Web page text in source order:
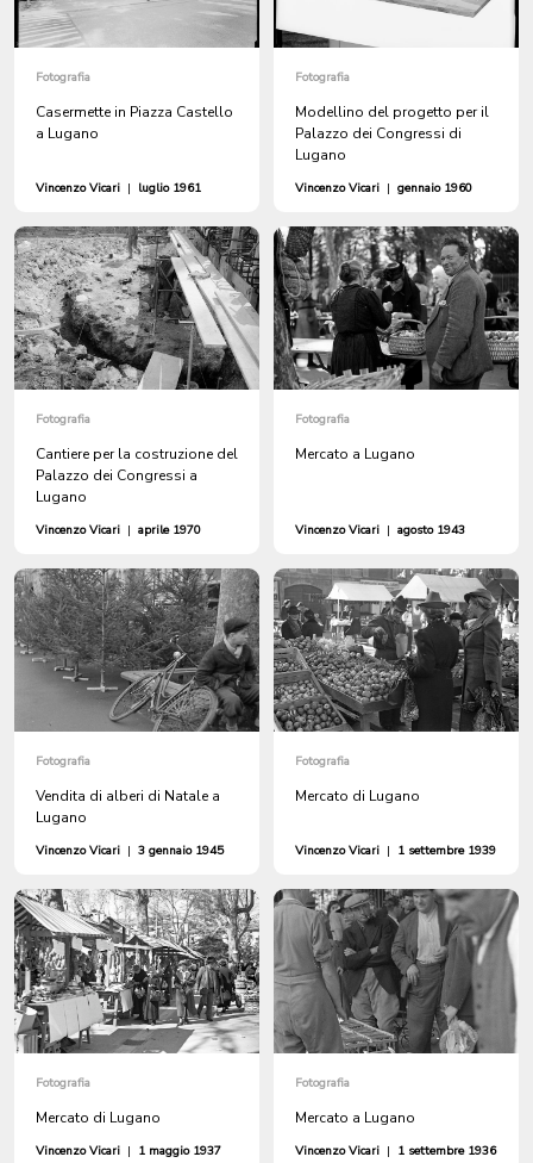
Fotografia
Casermette in Piazza Castello
a Lugano
Vincenzo Vicari | luglio 1961
Fotografia
Modellino del progetto per il
Palazzo dei Congressi di
Lugano
Vincenzo Vicari | gennaio 1960
Fotografia
Cantiere per la costruzione del
Palazzo dei Congressi a
Lugano
Vincenzo Vicari | aprile 1970
Fotografia
Mercato a Lugano
Vincenzo Vicari | agosto 1943
Fotografia
Vendita di alberi di Natale a
Lugano
Vincenzo Vicari | 3 gennaio 1945
Fotografia
Mercato di Lugano
Vincenzo Vicari | 1 settembre 1939
Fotografia
Mercato di Lugano
Vincenzo Vicari | 1 maggio 1937
Fotografia
Mercato a Lugano
Vincenzo Vicari | 1 settembre 1936